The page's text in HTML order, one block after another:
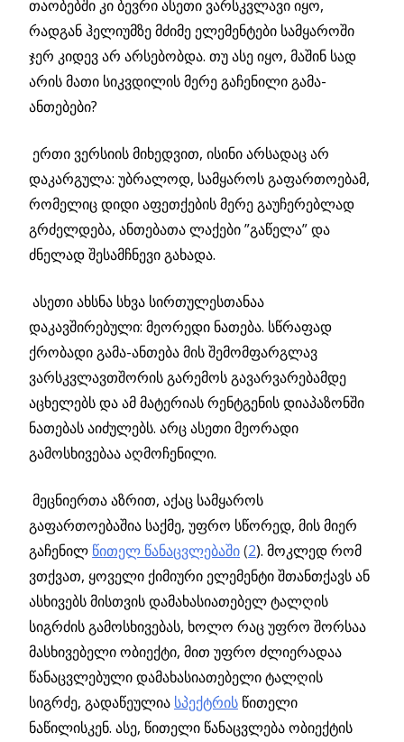
თაობებში კი ბევრი ასეთი ვარსკვლავი იყო,
რადგან ჰელიუმზე მძიმე ელემენტები სამყაროში
ჯერ კიდევ არ არსებობდა. თუ ასე იყო, მაშინ სად
არის მათი სიკვდილის მერე გაჩენილი გამა-
ანთებები?
ერთი ვერსიის მიხედვით, ისინი არსადაც არ
დაკარგულა: უბრალოდ, სამყაროს გაფართოებამ,
რომელიც დიდი აფეთქების მერე გაუჩერებლად
გრძელდება, ანთებათა ლაქები ”გაწელა” და
ძნელად შესამჩნევი გახადა.
ასეთი ახსნა სხვა სირთულესთანაა
დაკავშირებული: მეორედი ნათება. სწრაფად
ქრობადი გამა-ანთება მის შემომფარგლავ
ვარსკვლავთშორის გარემოს გავარვარებამდე
აცხელებს და ამ მატერიას რენტგენის დიაპაზონში
ნათებას აიძულებს. არც ასეთი მეორადი
გამოსხივებაა აღმოჩენილი.
მეცნიერთა აზრით, აქაც სამყაროს
გაფართოებაშია საქმე, უფრო სწორედ, მის მიერ
გაჩენილ წითელ წანაცვლებაში(2). მოკლედ რომ
ვთქვათ, ყოველი ქიმიური ელემენტი შთანთქავს ან
ასხივებს მისთვის დამახასიათებელ ტალღის
სიგრძის გამოსხივებას, ხოლო რაც უფრო შორსაა
მასხივებელი ობიექტი, მით უფრო ძლიერადაა
წანაცვლებული დამახასიათებელი ტალღის
სიგრძე, გადაწეულია სპექტრის წითელი
ნაწილისკენ. ასე, წითელი წანაცვლება ობიექტის